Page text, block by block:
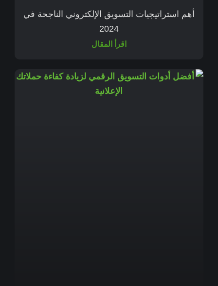
أهم استراتيجيات التسويق الإلكتروني الناجحة في
2024
اقرأ المقال